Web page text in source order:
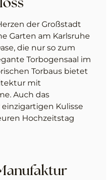
der Großstadt
Garten am Karlsruhe
die nur so zum
Torbogensaal im
Torbaus bietet
mit
Auch das
Kulisse
Hochzeitstag